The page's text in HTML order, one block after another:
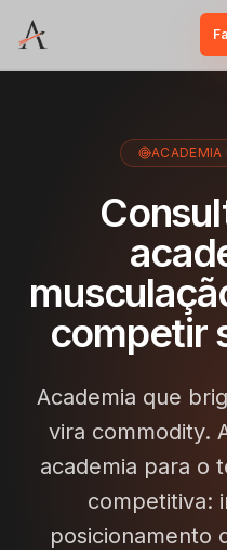
ACADEMIA
competir
Academia que
vira commodity.
academia para o
competitiva:
posicionamento